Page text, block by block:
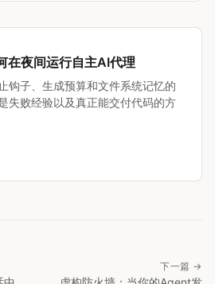
在夜间运行自主AI代理
钩子、生成预算和文件系统记忆的
失败经验以及真正能交付代码的方
下一篇 →